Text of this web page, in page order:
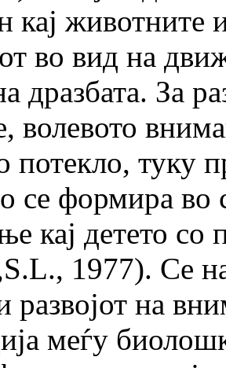
кај животните
во вид на
дразбата. За
волевото
туку
се формира во
кај детето
1977). Се
развојот на
меѓу